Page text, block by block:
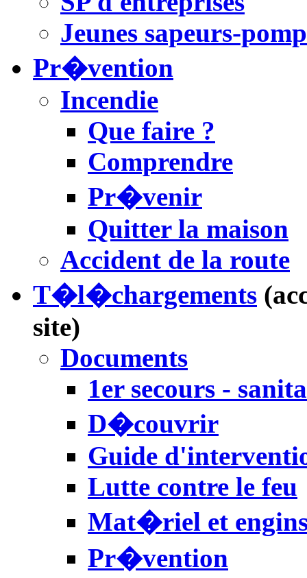
Jeunes sapeurs-
Pr�vention
Incendie
Que faire ?
Comprendre
Pr�venir
Quitter la maison
Accident de la route
T�l�chargements
site)
Documents
1er secours -
D�couvrir
Guide
Lutte contre le feu
Mat�riel et
Pr�vention